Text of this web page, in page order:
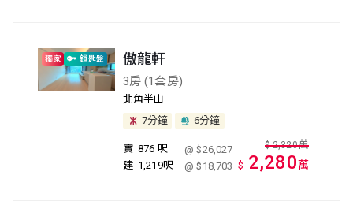
獨家 鎖匙盤 傲龍軒
3房 (1套房)
北角半山
7分鐘
6分鐘
實 876 呎
@ $26,027
建 1,219呎 @ $18,703
$ 2,320萬
$ 2,280萬